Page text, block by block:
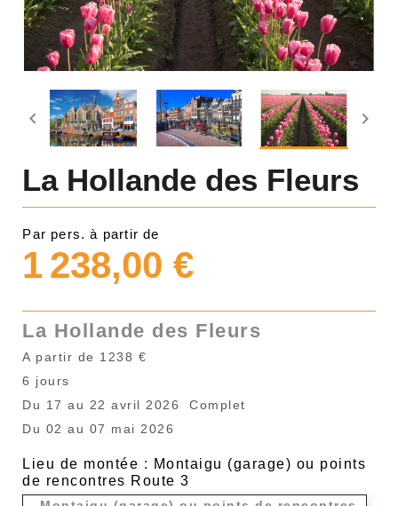
 
La Hollande des Fleurs
Par pers. à partir de
1 238,00 €
La Hollande des Fleurs
A partir de 1238 €
6 jours
Du 17 au 22 avril 2026 Complet
Du 02 au 07 mai 2026
Lieu de montée : Montaigu (garage) ou points
de rencontres Route 3